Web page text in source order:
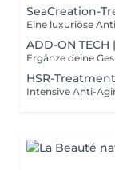
SeaCreation-
ADD-ON
HSR-Treatment